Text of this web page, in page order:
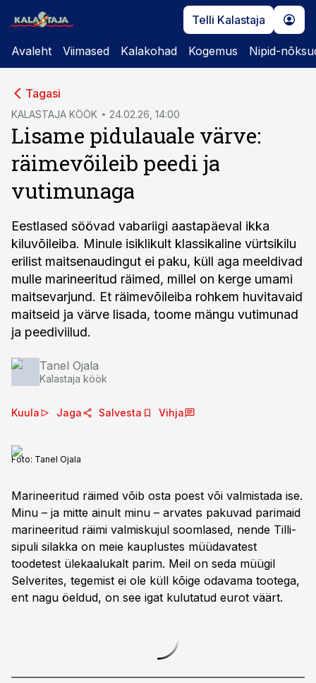
Telli Kalastaja
Avaleht Viimased Kalakohad Kogemus Nipid-
Tagasi
KALASTAJA KÖÖK 24.02.26, 14:00
Lisame pidulauale värve:
räimevõileib peedi ja
vutimunaga
Eestlased söövad vabariigi aastapäeval ikka
kiluvõileiba. Minule isiklikult klassikaline vürtsikilu
erilist maitsenaudingut ei paku, küll aga meeldivad
mulle marineeritud räimed, millel on kerge umami
maitsevarjund. Et räimevõileiba rohkem huvitavaid
maitseid ja värve lisada, toome mängu vutimunad
ja peediviilud.
Tanel Ojala
Kalastaja köök
Kuula Jaga Salvesta Vihja
Foto: Tanel Ojala
Marineeritud räimed võib osta poest või valmistada ise.
Minu – ja mitte ainult minu – arvates pakuvad parimaid
marineeritud räimi valmiskujul soomlased, nende Tilli-
sipuli silakka on meie kauplustes müüdavatest
toodetest ülekaalukalt parim. Meil on seda müügil
Selverites, tegemist ei ole küll kõige odavama tootega,
ent nagu öeldud, on see igat kulutatud eurot väärt.